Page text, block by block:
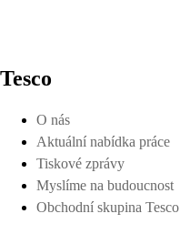
Tesco
O nás
Aktuální nabídka práce
Tiskové zprávy
Myslíme na budoucnost
Obchodní skupina Tesco